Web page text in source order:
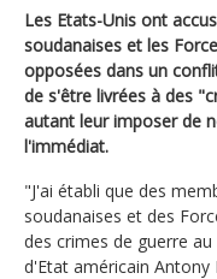
Les Etats-Unis ont
soudanaises et les
opposées dans un
de s'être livrées à des
autant leur imposer de
l'immédiat.
"J'ai établi que des
soudanaises et des
des crimes de guerre
d'Etat américain Antony